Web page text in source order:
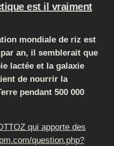
est il vraiment
mondiale de riz est
an, il semblerait que
lactée et la galaxie
de nourrir la
pendant 500 000
qui apporte des
question.php?